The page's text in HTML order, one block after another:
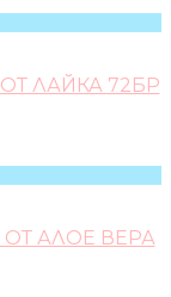
ЛАЙКА 72БР
АЛОЕ ВЕРА